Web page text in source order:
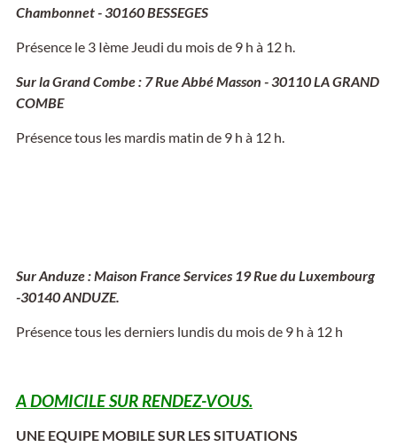
Chambonnet - 30160 BESSEGES
Présence le 3 Ième Jeudi du mois de 9 h à 12 h.
Sur la Grand Combe : 7 Rue Abbé Masson - 30110 LA GRAND
COMBE
Présence tous les mardis matin de 9 h à 12 h.
Sur Anduze : Maison France Services 19 Rue du Luxembourg
-30140 ANDUZE.
Présence tous les derniers lundis du mois de 9 h à 12 h
A DOMICILE SUR RENDEZ-VOUS.
UNE EQUIPE MOBILE SUR LES SITUATIONS